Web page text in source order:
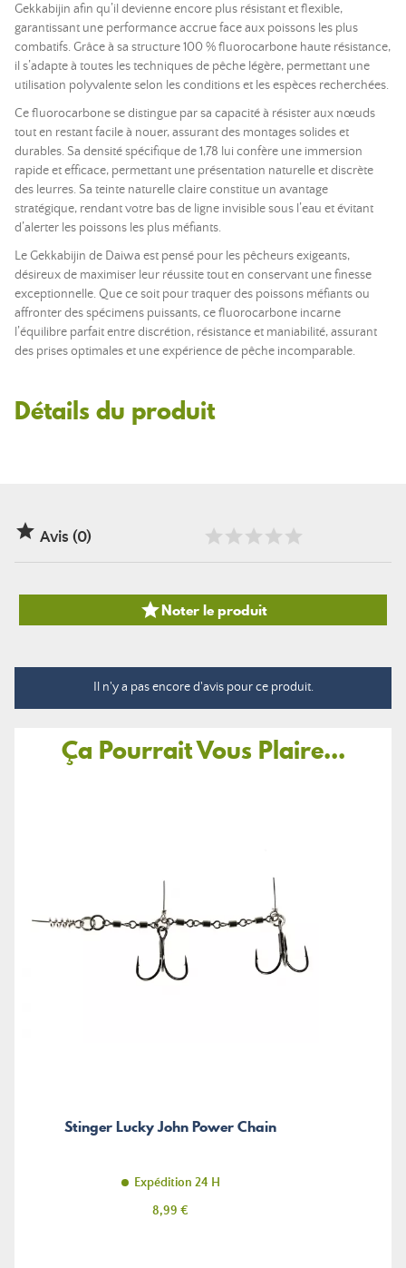
Gekkabijin afin qu’il devienne encore plus résistant et flexible,
garantissant une performance accrue face aux poissons les plus
combatifs. Grâce à sa structure 100 % fluorocarbone haute résistance,
il s’adapte à toutes les techniques de pêche légère, permettant une
utilisation polyvalente selon les conditions et les espèces recherchées.
Ce fluorocarbone se distingue par sa capacité à résister aux nœuds
tout en restant facile à nouer, assurant des montages solides et
durables. Sa densité spécifique de 1,78 lui confère une immersion
rapide et efficace, permettant une présentation naturelle et discrète
des leurres. Sa teinte naturelle claire constitue un avantage
stratégique, rendant votre bas de ligne invisible sous l’eau et évitant
d’alerter les poissons les plus méfiants.
Le Gekkabijin de Daiwa est pensé pour les pêcheurs exigeants,
désireux de maximiser leur réussite tout en conservant une finesse
exceptionnelle. Que ce soit pour traquer des poissons méfiants ou
affronter des spécimens puissants, ce fluorocarbone incarne
l’équilibre parfait entre discrétion, résistance et maniabilité, assurant
des prises optimales et une expérience de pêche incomparable.
Détails du produit
 Avis (0)
Noter le produit
Il n'y a pas encore d'avis pour ce produit.
Ça Pourrait Vous Plaire...
Stinger Lucky John Power Chain
Expédition 24 H
Prix
8,99 €